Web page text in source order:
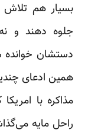
بسیار هم تلاش
جلوه دهند و
دستشان خوانده
همین ادعای
مذاکره با
راحل مایه